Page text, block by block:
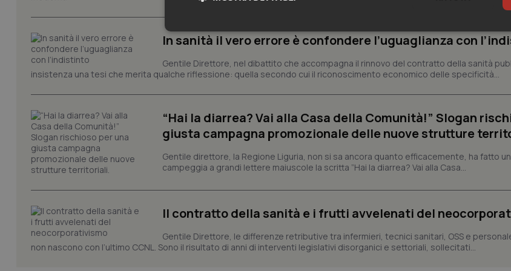
In sanità il vero errore è confondere l’uguaglianza con
Gentile Direttore, nel dibattito che accompagna il rinnovo del contratto della sanità
insistenza una tesi che merita qualche riflessione: quella secondo cui il riconoscimento economico delle specificità...
“Hai la diarrea? Vai alla Casa della Comunità!” Slogan
giusta campagna promozionale delle nuove strutture
Gentile direttore, la Regione Liguria, non si sa ancora quanto efficacemente, ha fatto
campeggia a grandi lettere maiuscole la scritta ”Hai la diarrea? Vai alla Casa...
Il contratto della sanità e i frutti avvelenati del
Gentile Direttore, le differenze retributive tra infermieri, tecnici sanitari, OSS e
non nascono con l’ultimo CCNL. Sono il risultato di anni di interventi legislativi disorganici e settoriali, sollecitati...
Necessari Statistici
Necessari Statistici Marketing
I cookie necessari contribuiscono a rendere fruibile il sito web abilitandone funzionalità di base
Nome
Fornitore/Dominio Scadenza
Descrizione
del visitatore riguardo
impostazioni sulla
CookieScriptConsent
CookieScript
www.quotidianosanita.it
5 mesi 3
settimane
Questo cookie viene